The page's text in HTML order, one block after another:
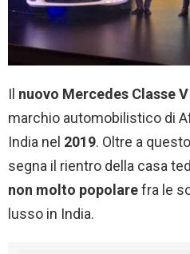
Il nuovo Mercedes Classe V
marchio automobilistico di
India nel 2019. Oltre a
segna il rientro della casa
non molto popolarefra le
lusso in India.